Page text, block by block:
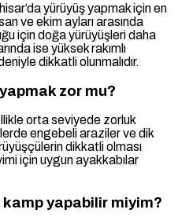
yürüyüş yapmak için en
ve ekim ayları arasında
için doğa yürüyüşleri daha
ise yüksek rakımlı
dikkatli olunmalıdır.
zor mu?
orta seviyede zorluk
engebeli araziler ve dik
dikkatli olması
için uygun ayakkabılar
kamp yapabilir miyim?